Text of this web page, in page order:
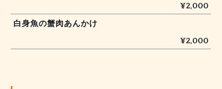
¥2,000
白身魚の蟹肉あんかけ
¥2,000